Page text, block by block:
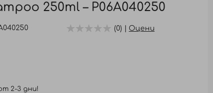
250ml – P06A040250
(0) | Оцени
2-3 дни!